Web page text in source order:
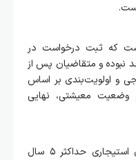
است که ثبت درخواست در
و متقاضیان پس از
و اولویت‌بندی بر اساس
وضعیت معیشتی، نهایی
مدت زمان استفاده از این واحدهای استیجاری حداکثر ۵ سال